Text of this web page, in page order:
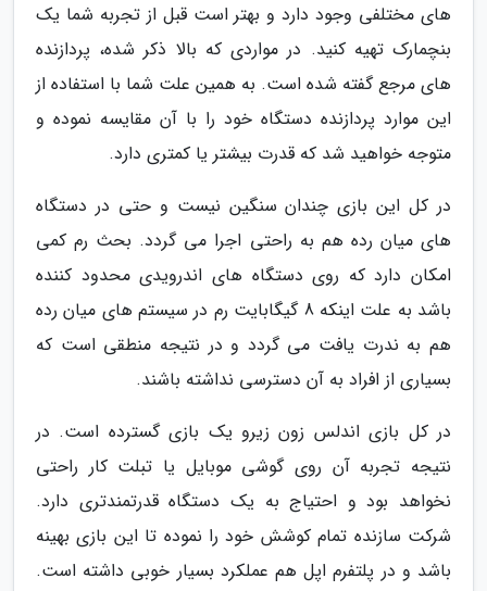
های مختلفی وجود دارد و بهتر است قبل از تجربه شما یک
بنچمارک تهیه کنید. در مواردی که بالا ذکر شده، پردازنده
های مرجع گفته شده است. به همین علت شما با استفاده از
این موارد پردازنده دستگاه خود را با آن مقایسه نموده و
متوجه خواهید شد که قدرت بیشتر یا کمتری دارد.
در کل این بازی چندان سنگین نیست و حتی در دستگاه
های میان رده هم به راحتی اجرا می گردد. بحث رم کمی
امکان دارد که روی دستگاه های اندرویدی محدود کننده
باشد به علت اینکه 8 گیگابایت رم در سیستم های میان رده
هم به ندرت یافت می گردد و در نتیجه منطقی است که
بسیاری از افراد به آن دسترسی نداشته باشند.
در کل بازی اندلس زون زیرو یک بازی گسترده است. در
نتیجه تجربه آن روی گوشی موبایل یا تبلت کار راحتی
نخواهد بود و احتیاج به یک دستگاه قدرتمندتری دارد.
شرکت سازنده تمام کوشش خود را نموده تا این بازی بهینه
باشد و در پلتفرم اپل هم عملکرد بسیار خوبی داشته است.